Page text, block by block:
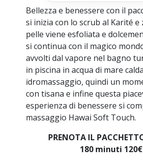
Bellezza e benessere con il
si inizia con lo scrub al Karité e
pelle viene esfoliata e
si continua con il magico
avvolti dal vapore nel bagno
in piscina in acqua di mare
idromassaggio, quindi un
con tisana e infine questa
esperienza di benessere si
massaggio Hawai Soft Touch.
PRENOTA IL
180 minuti 120€